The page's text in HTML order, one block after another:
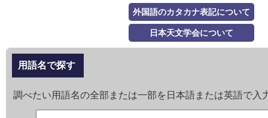
外国語のカタカナ表記について
日本天文学会について
用語名で探す
調べたい用語名の全部または一部を日本語または英語で入